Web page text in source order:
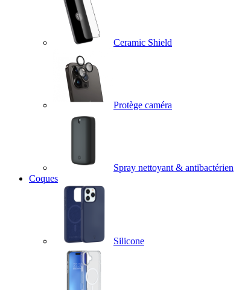
Ceramic Shield
Protège caméra
Spray nettoyant & antibactérien
Coques
Silicone